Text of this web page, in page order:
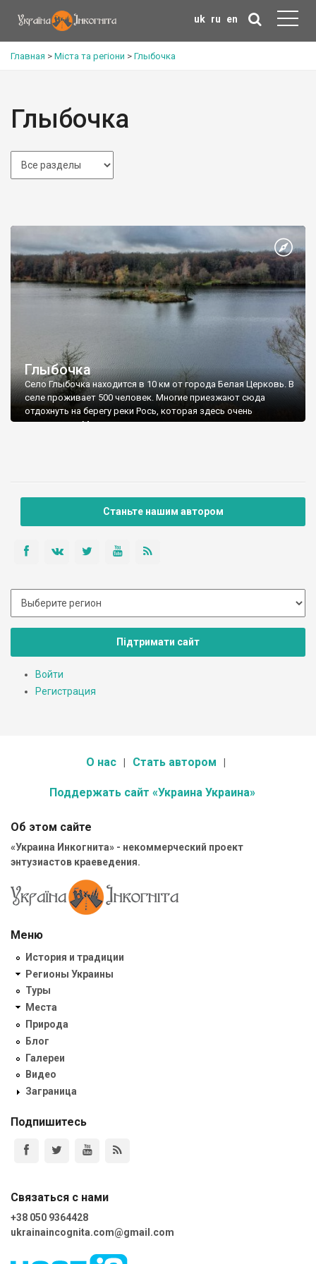
uk ru en
Главная > Міста та регіони > Глыбочка
Глыбочка
Глыбочка
Село Глыбочка находится в 10 км от города Белая Церковь. В
селе проживает 500 человек. Многие приезжают сюда
отдохнуть на берегу реки Рось, которая здесь очень
живописная. Мощная плотина, которую установили где-то в
Станьте нашим автором
Підтримати сайт
Войти
Регистрация
О нас Стать автором
Поддержать сайт «Украина Украина»
Об этом сайте
«Украина Инкогнита» - некоммерческий проект
энтузиастов краеведения.
Меню
История и традиции
Регионы Украины
Туры
Места
Природа
Блог
Галереи
Видео
Заграница
Подпишитесь
Связаться с нами
+38 050 9364428
ukrainaincognita.com@gmail.com